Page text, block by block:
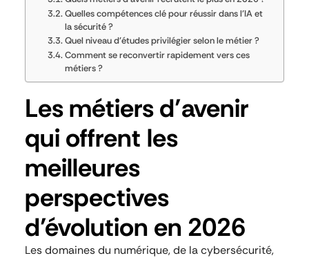
Quelles compétences clé pour réussir dans l’IA et
la sécurité ?
Quel niveau d’études privilégier selon le métier ?
Comment se reconvertir rapidement vers ces
métiers ?
Les métiers d’avenir
qui offrent les
meilleures
perspectives
d’évolution en 2026
Les domaines du numérique, de la cybersécurité,